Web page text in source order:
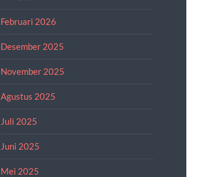
Februari 2026
Desember 2025
November 2025
Agustus 2025
Juli 2025
Juni 2025
Mei 2025